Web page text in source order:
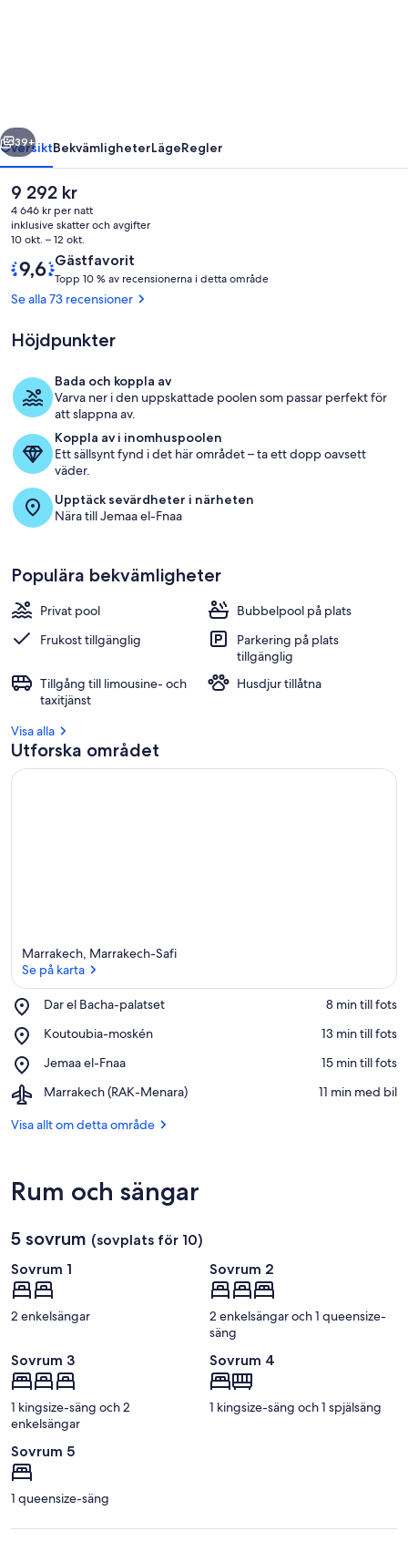
och
hotellservice.
Nästa
39+
ÖversiktBekvämligheterLägeRegler
Det
nuvarande
priset
är
9 292 kr
4 646 kr per natt
inklusive skatter och avgifter
10 okt. – 12 okt.
RecensionerGästfavorit
9,6
av
10,
Topp 10 % av recensionerna i detta område
v
o
e
r
a
e
Se alla 73 recensioner
Höjdpunkter
Bada och koppla av
Varva ner i den uppskattade poolen som passar perfekt för
att slappna av.
Koppla av i inomhuspoolen
Ett sällsynt fynd i det här området – ta ett dopp oavsett
väder.
Upptäck sevärdheter i närheten
Nära till Jemaa el-Fnaa
Populära bekvämligheter
Privat pool
Bubbelpool på plats
Frukost tillgänglig
Parkering på plats
tillgänglig
Tillgång till limousine- och
taxitjänst
Husdjur tillåtna
Visa alla
Utforska området
Marrakech, Marrakech-Safi
Se på karta
Dar el Bacha-palatset
Place,
el
palatset
‪8 min till fots‬
Koutoubia-moskén
Place,
moskén
‪13 min till fots‬
Jemaa el-Fnaa
Place,
el-
‪15 min till fots‬
Marrakech (RAK-Menara)
Airport,
(RAK-
‪11 min med bil‬
Visa allt om detta område
Rum och sängar
5 sovrum (sovplats för 10)
Sovrum 1
2 enkelsängar
Sovrum 2
2 enkelsängar och 1 queensize-
säng
Sovrum 3
1 kingsize-säng och 2
enkelsängar
Sovrum 4
1 kingsize-säng och 1 spjälsäng
Sovrum 5
1 queensize-säng